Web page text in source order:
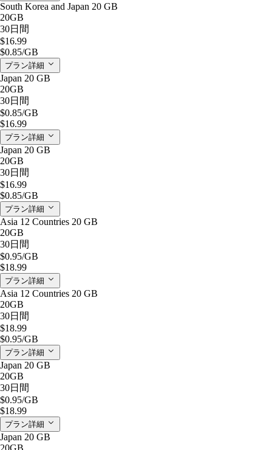
South Korea and Japan 20 GB
20GB
30日間
$16.99
$0.85/GB
プラン詳細
Japan 20 GB
20GB
30日間
$0.85/GB
$16.99
プラン詳細
Japan 20 GB
20GB
30日間
$16.99
$0.85/GB
プラン詳細
Asia 12 Countries 20 GB
20GB
30日間
$0.95/GB
$18.99
プラン詳細
Asia 12 Countries 20 GB
20GB
30日間
$18.99
$0.95/GB
プラン詳細
Japan 20 GB
20GB
30日間
$0.95/GB
$18.99
プラン詳細
Japan 20 GB
20GB